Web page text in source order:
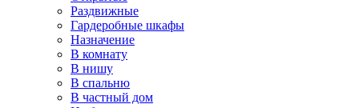
Раздвижные
Гардеробные шкафы
Назначение
В комнату
В нишу
В спальню
В частный дом